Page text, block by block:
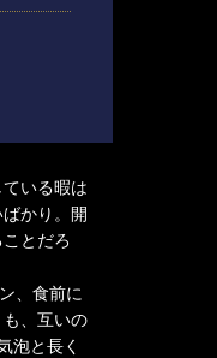
いる暇は
かり。開
とだろ
、食前に
、互いの
泡と長く